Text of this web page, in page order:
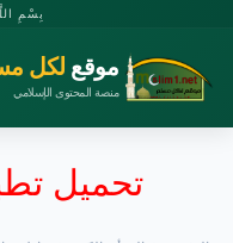
بِسْمِ
موقع لكل
منصة المحتوى الإسلامي
تحميل